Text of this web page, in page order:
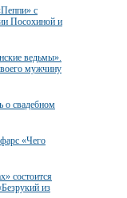
с
Посохиной и
ведьмы».
мужчину
о свадебном
«Чего
состоится
из